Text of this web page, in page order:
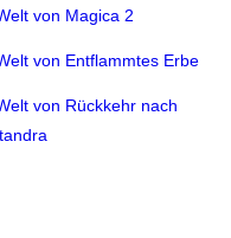
von Magica 2
von Entflammtes Erbe
von Rückkehr nach